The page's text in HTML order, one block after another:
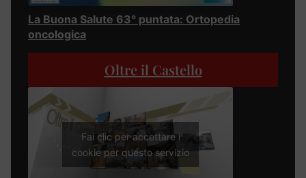
La Buona Salute 63° puntata: Ortopedia
oncologica
Oltre il Castello
Fai clic per accettare i
cookie per questo servizio